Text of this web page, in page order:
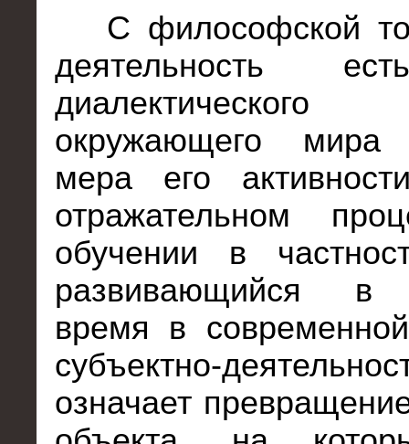
С философской
деятельность
диалектического
окружающего мира
мера его
отражательном
обучении в
развивающийся в
время в современной
субъектно-
означает